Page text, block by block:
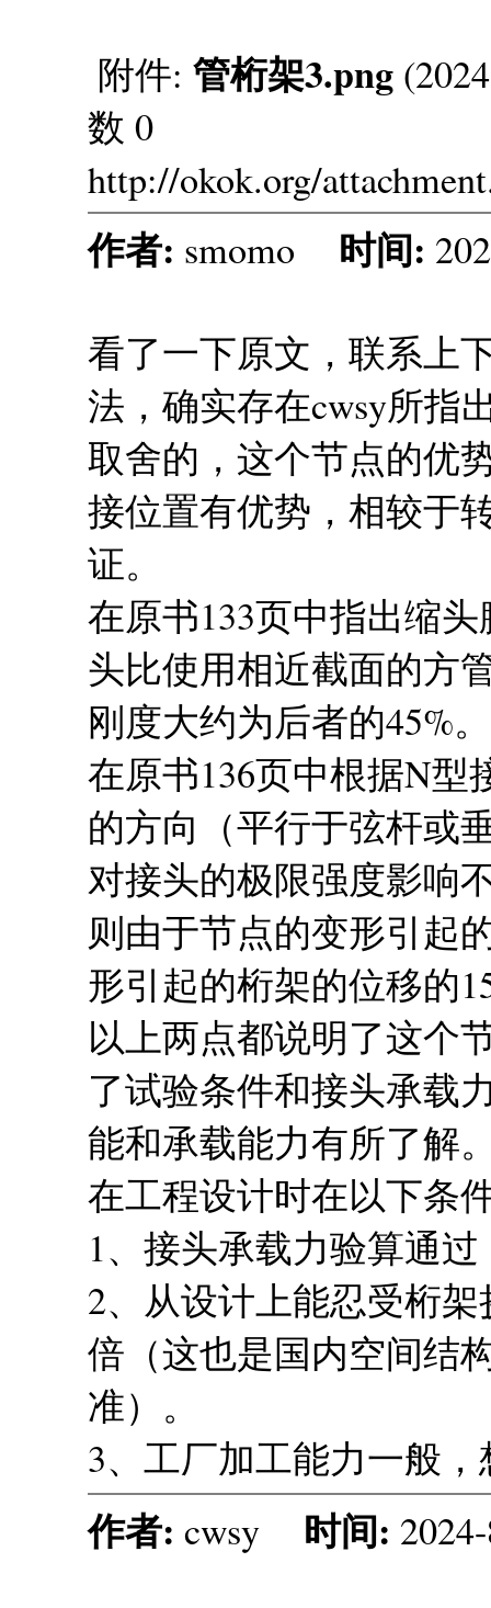
附件: 管桁架3.png
数 0
http://okok.org/
作者: smomo 时间:
看了一下原文，联系上
法，确实存在cwsy所指
取舍的，这个节点的优
接位置有优势，相较于
证。
在原书133页中指出缩
头比使用相近截面的方
刚度大约为后者的45%。
在原书136页中根据N型
的方向（平行于弦杆或
对接头的极限强度影响
则由于节点的变形引起
形引起的桁架的位移的
以上两点都说明了这个
了试验条件和接头承载
能和承载能力有所了解
在工程设计时在以下条
1、接头承载力验算通过
2、从设计上能忍受桁
倍（这也是国内空间结
准）。
3、工厂加工能力一般
作者: cwsy 时间: